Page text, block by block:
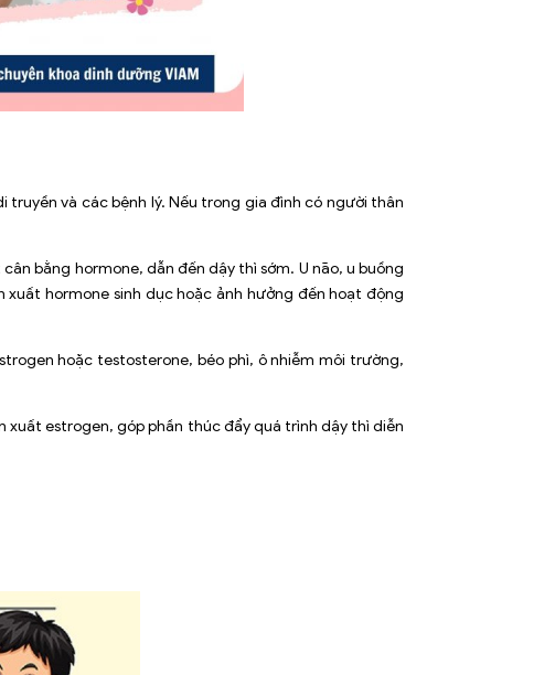
và các bệnh lý. Nếu trong gia đình có người thân
bằng hormone, dẫn đến dậy thì sớm. U não, u buồng
hormone sinh dục hoặc ảnh hưởng đến hoạt động
hoặc testosterone, béo phì, ô nhiễm môi trường,
xuất estrogen, góp phần thúc đẩy quá trình dậy thì diễn